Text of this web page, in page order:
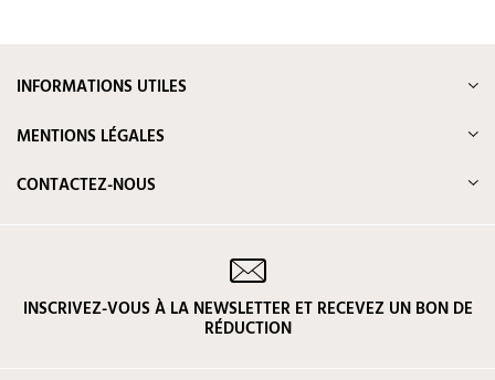
INFORMATIONS UTILES
MENTIONS LÉGALES
CONTACTEZ-NOUS
INSCRIVEZ-VOUS À LA NEWSLETTER ET RECEVEZ UN BON DE
RÉDUCTION